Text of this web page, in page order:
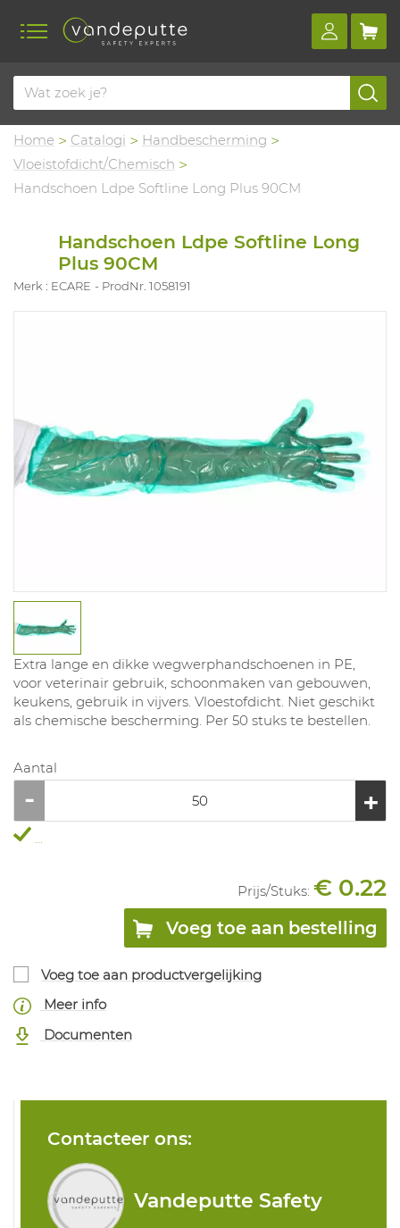
Home Catalogi
Handbescherming
Vloeistofdicht/Chemisch
Handschoen Ldpe Softline Long Plus 90CM
Handschoen Ldpe Softline Long
Plus 90CM
Merk : ECARE ProdNr. 1058191
Extra lange en dikke wegwerphandschoenen in PE,
voor veterinair gebruik, schoonmaken van gebouwen,
keukens, gebruik in vijvers. Vloestofdicht. Niet geschikt
als chemische bescherming. Per 50 stuks te bestellen.
Aantal
...
Prijs/Stuks: € 0.22
Voeg toe aan bestelling
Voeg toe aan productvergelijking
Meer info
Documenten
Contacteer ons:
Vandeputte Safety